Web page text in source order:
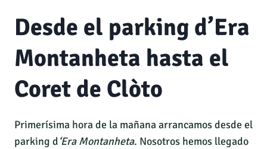
Desde el parking d’Era
Montanheta hasta el
Coret de Clòto
Primerísima hora de la mañana arrancamos desde el
parking d‘Era Montanheta. Nosotros hemos llegado